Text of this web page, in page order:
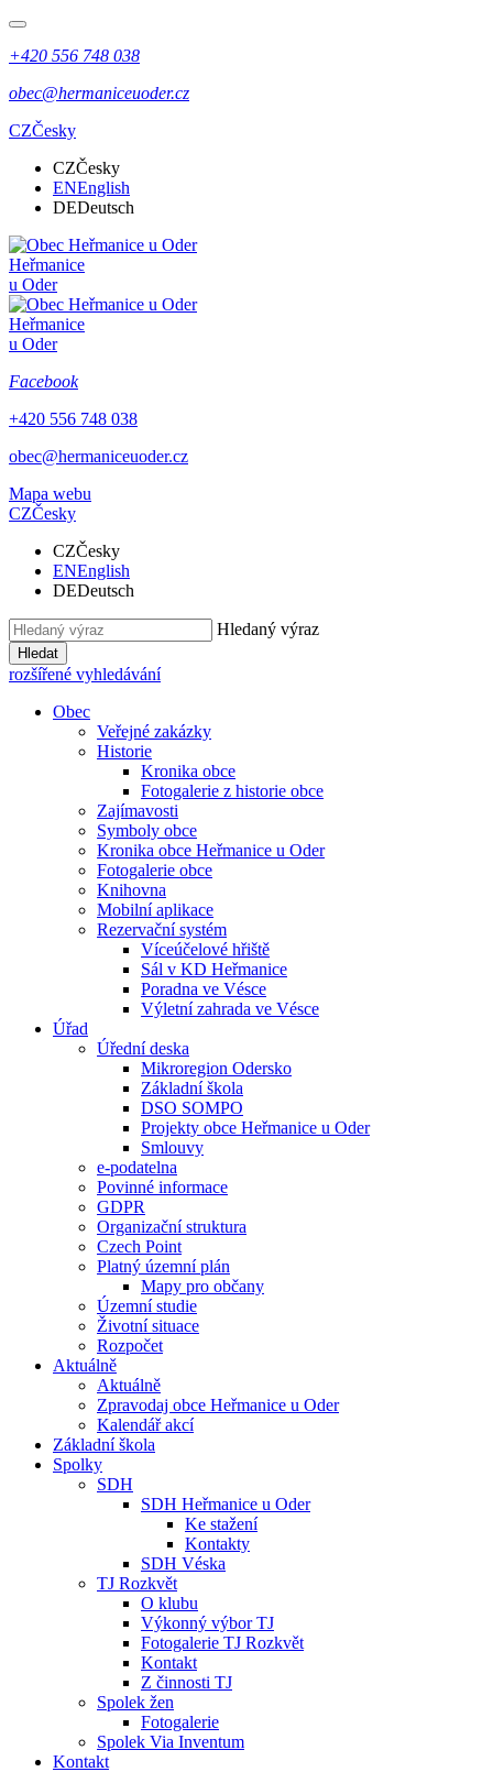
+420 556 748 038
obec@hermaniceuoder.cz
CZČesky
CZČesky
ENEnglish
DEDeutsch
Heřmanice
u Oder
Heřmanice
u Oder
Facebook
+420 556 748 038
obec@hermaniceuoder.cz
Mapa webu
CZČesky
CZČesky
ENEnglish
DEDeutsch
Hledaný výraz
Hledat
rozšířené vyhledávání
Obec
Veřejné zakázky
Historie
Kronika obce
Fotogalerie z historie obce
Zajímavosti
Symboly obce
Kronika obce Heřmanice u Oder
Fotogalerie obce
Knihovna
Mobilní aplikace
Rezervační systém
Víceúčelové hřiště
Sál v KD Heřmanice
Poradna ve Vésce
Výletní zahrada ve Vésce
Úřad
Úřední deska
Mikroregion Odersko
Základní škola
DSO SOMPO
Projekty obce Heřmanice u Oder
Smlouvy
e-podatelna
Povinné informace
GDPR
Organizační struktura
Czech Point
Platný územní plán
Mapy pro občany
Územní studie
Životní situace
Rozpočet
Aktuálně
Aktuálně
Zpravodaj obce Heřmanice u Oder
Kalendář akcí
Základní škola
Spolky
SDH
SDH Heřmanice u Oder
Ke stažení
Kontakty
SDH Véska
TJ Rozkvět
O klubu
Výkonný výbor TJ
Fotogalerie TJ Rozkvět
Kontakt
Z činnosti TJ
Spolek žen
Fotogalerie
Spolek Via Inventum
Kontakt